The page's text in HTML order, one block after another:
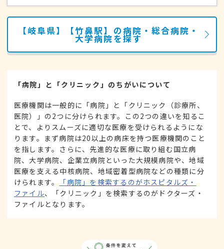
【岐阜県】【竹鼻駅】の病院・総合病院・
大学病院を探す
「病院」と「クリニック」のちがいについて
医療機関は一般的に「病院」と「クリニック（診療所、
医院）」の2つに分けられます。この2つの違いを知るこ
とで、よりスムーズに適切な医療を受けられるようにな
ります。まず病院は20以上の病床を持つ医療機関のこと
を指します。さらに、先進的な医療に取り組む国立病
院、大学病院、企業立病院といった大規模病院や、地域
医療を支える中核病院、地域密着型病院などの種類に分
けられます。
「病院」を検索するのがホスピタルズ・
ファイル、「クリニック」を検索するのがドクターズ・
ファイルとなります。